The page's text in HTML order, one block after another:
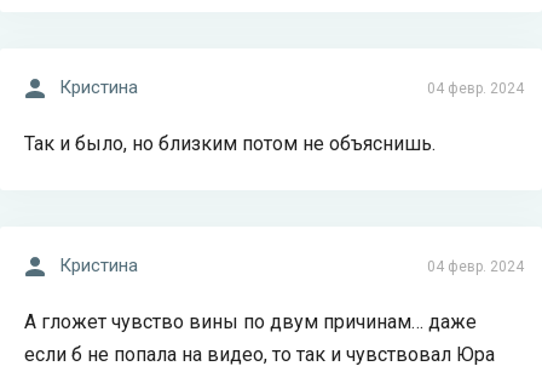
04 февр. 2024
Кристина
Так и было, но близким потом не объяснишь.
04 февр. 2024
Кристина
А гложет чувство вины по двум причинам… даже
если б не попала на видео, то так и чувствовал Юра